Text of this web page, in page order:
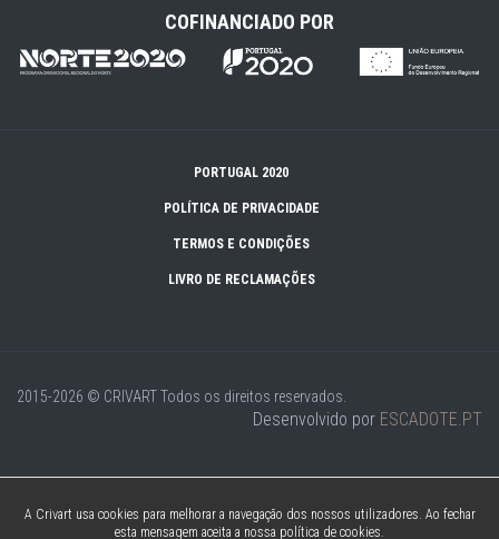
COFINANCIADO POR
PORTUGAL 2020
POLÍTICA DE PRIVACIDADE
TERMOS E CONDIÇÕES
LIVRO DE RECLAMAÇÕES
2015-2026 © CRIVARTTodos os direitos reservados.
Desenvolvido por ESCADOTE.PT
A Crivart usa cookies para melhorar a navegação dos nossos utilizadores. Ao fechar
esta mensagem aceita a nossa política de cookies.